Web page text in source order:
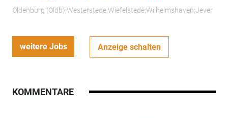
Oldenburg (Oldb);Westerstede;Wiefelstede;Wilhelmshaven;Jever
weitere Jobs Anzeige schalten
KOMMENTARE